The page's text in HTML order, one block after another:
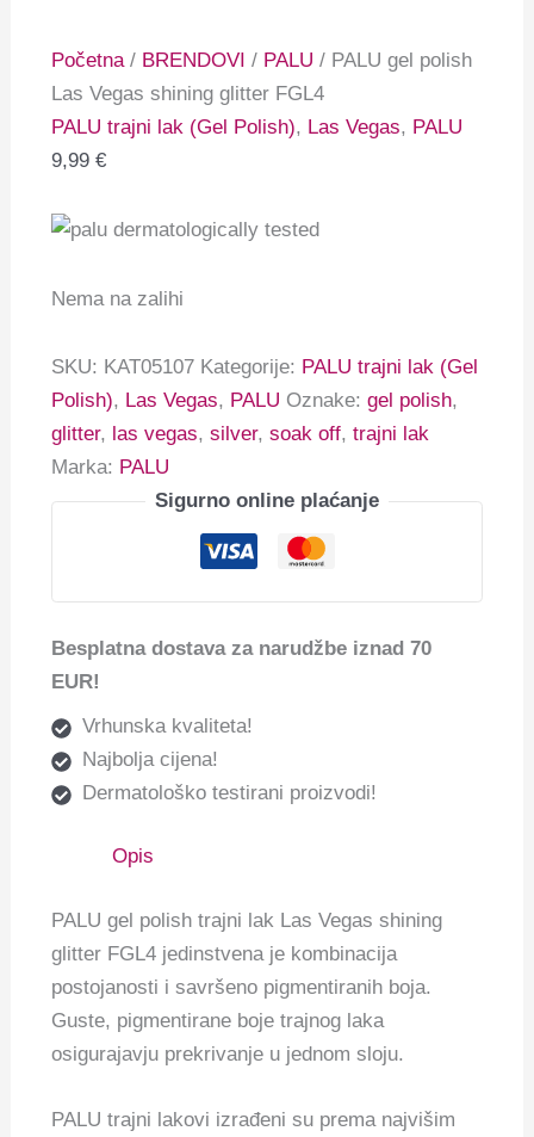
Početna / BRENDOVI / PALU / PALU gel polish
Las Vegas shining glitter FGL4
PALU trajni lak (Gel Polish), Las Vegas, PALU
9,99€
Nema na zalihi
SKU: KAT05107 Kategorije: PALU trajni lak (Gel
Polish), Las Vegas, PALU Oznake:gel polish,
glitter, las vegas,silver,soak off,trajni lak
Marka: PALU
Sigurno online plaćanje
Besplatna dostava za narudžbe iznad 70
EUR!
Vrhunska kvaliteta!
Najbolja cijena!
Dermatološko testirani proizvodi!
Opis
PALU gel polish trajni lak Las Vegas shining
glitter FGL4 jedinstvena je kombinacija
postojanosti i savršeno pigmentiranih boja.
Guste, pigmentirane boje trajnog laka
osigurajavju prekrivanje u jednom sloju.
PALU trajni lakovi izrađeni su prema najvišim